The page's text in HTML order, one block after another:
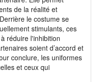
de la réalité et
le costume se
stimulants, ces
réduire l'inhibition
soient d’accord et
conclure, les uniformes
et ceux qui